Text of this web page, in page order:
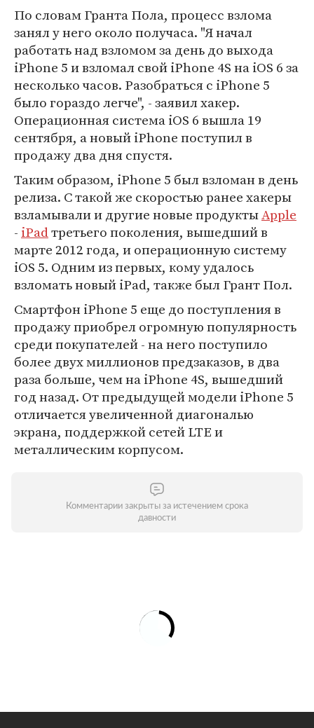
По словам Гранта Пола, процесс взлома
занял у него около получаса. "Я начал
работать над взломом за день до выхода
iPhone 5 и взломал свой iPhone 4S на iOS 6 за
несколько часов. Разобраться с iPhone 5
было гораздо легче", - заявил хакер.
Операционная система iOS 6 вышла 19
сентября, а новый iPhone поступил в
продажу два дня спустя.
Таким образом, iPhone 5 был взломан в день
релиза. С такой же скоростью ранее хакеры
взламывали и другие новые продуктыApple
- iPadтретьего поколения, вышедший в
марте 2012 года, и операционную систему
iOS 5. Одним из первых, кому удалось
взломать новый iPad, также был Грант Пол.
Смартфон iPhone 5 еще до поступления в
продажу приобрел огромную популярность
среди покупателей - на него поступило
более двух миллионов предзаказов, в два
раза больше, чем на iPhone 4S, вышедший
год назад. От предыдущей модели iPhone 5
отличается увеличенной диагональю
экрана, поддержкой сетей LTE и
металлическим корпусом.
Комментарии закрыты за истечением срока
давности